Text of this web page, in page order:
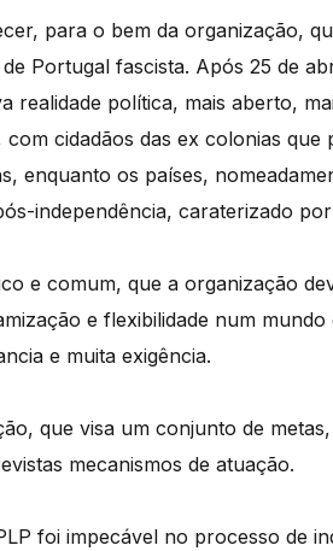
para o bem da organização,
Portugal fascista. Após 25 de
realidade política, mais aberto,
cidadãos das ex colonias
enquanto os países,
independência, caraterizado
e comum, que a organização
e flexibilidade num mundo
e muita exigência.
que visa um conjunto de
mecanismos de atuação.
foi impecável no processo de